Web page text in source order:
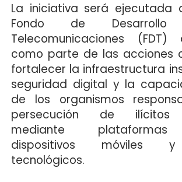
La iniciativa será ejecutada
Fondo de
Telecomunicaciones
como parte de las acciones
fortalecer la infraestructura
seguridad digital y la
de los organismos
persecución de ilícitos
mediante plataformas
dispositivos móviles
tecnológicos.